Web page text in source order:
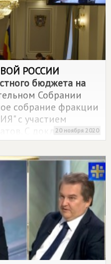
РОССИИ
бюджета на
Собрании
собрание фракции
с участием
С докладом по
заместитель
финансов Лилия
20 ноября 2020